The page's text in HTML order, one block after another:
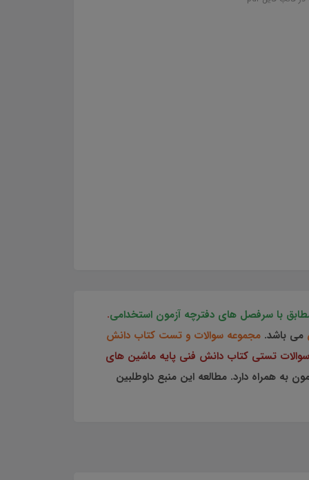
.
می باشد. مجموعه سوالات و تست کتاب دانش
تستی کتاب دانش فنی پایه ماشین های
همراه دارد. مطالعه این منبع داوطلبین